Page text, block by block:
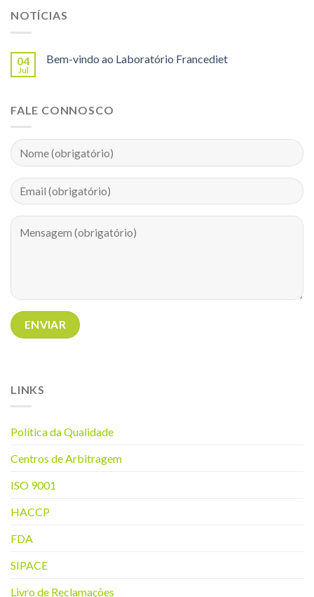
NOTÍCIAS
04
Jul
Bem-vindo ao Laboratório Francediet
FALE CONNOSCO
LINKS
Política da Qualidade
Centros de Arbitragem
ISO 9001
HACCP
FDA
SIPACE
Livro de Reclamações